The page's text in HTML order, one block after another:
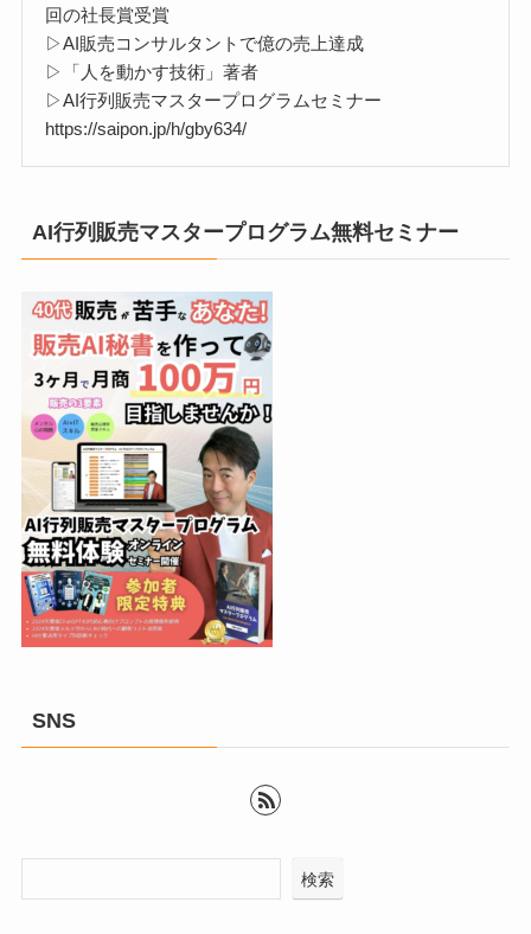
回の社長賞受賞
▷AI販売コンサルタントで億の売上達成
▷「人を動かす技術」著者
▷AI行列販売マスタープログラムセミナー
https://saipon.jp/h/gby634/
AI行列販売マスタープログラム無料セミナー
SNS
検索